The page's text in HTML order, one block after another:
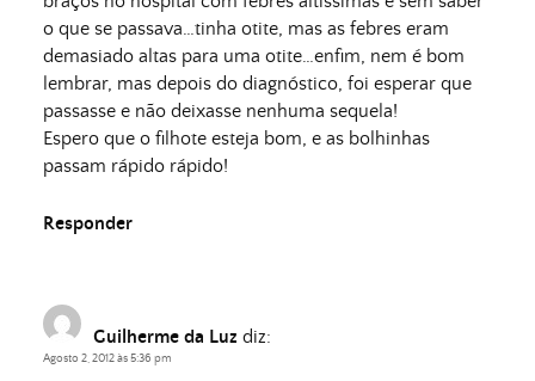
o que se passava…tinha otite, mas as febres eram
demasiado altas para uma otite…enfim, nem é bom
lembrar, mas depois do diagnóstico, foi esperar que
passasse e não deixasse nenhuma sequela!
Espero que o filhote esteja bom, e as bolhinhas
passam rápido rápido!
Responder
Guilherme da Luz diz:
Agosto 2, 2012 às 5:36 pm